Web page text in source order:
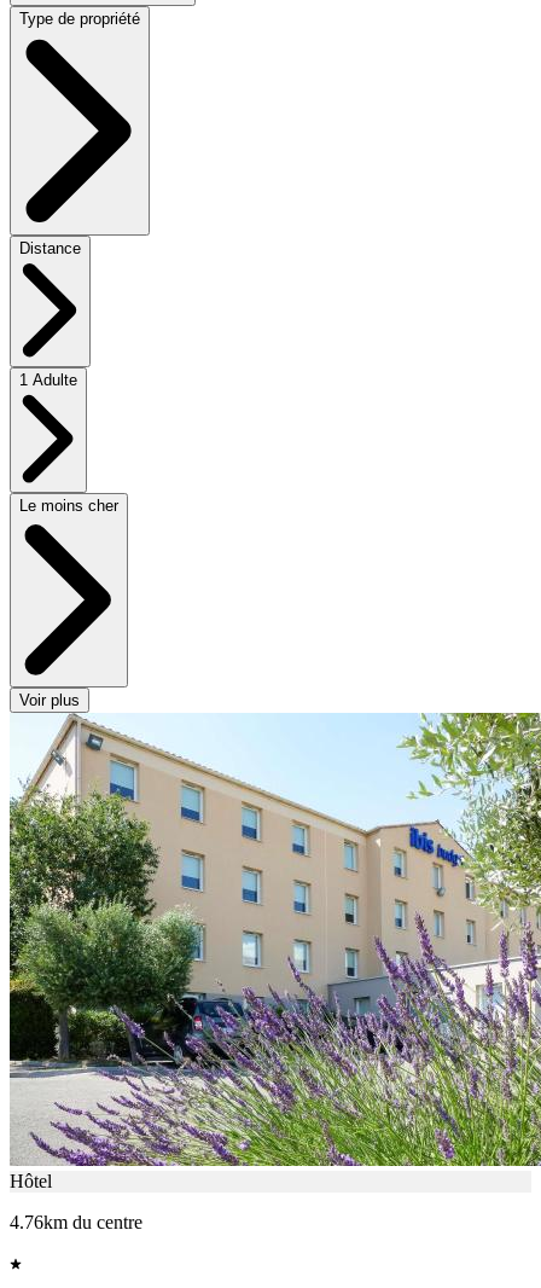
Type de propriété
Distance
1 Adulte
Le moins cher
Voir plus
Hôtel
4.76km du centre